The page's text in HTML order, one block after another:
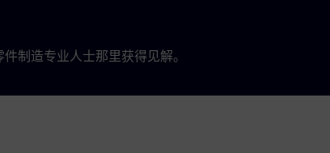
制造专业人士那里获得见解。